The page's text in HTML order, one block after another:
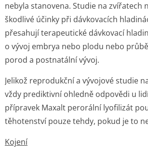
nebyla stanovena. Studie na zvířatech
škodlivé účinky při dávkovacích
přesahují terapeutické dávkovací
o vývoj embrya nebo plodu nebo
porod a postnatální vývoj.
Jelikož reprodukční a vývojové studie
vždy prediktivní ohledně odpovědi u
přípravek Maxalt perorální lyofilizát
těhotenství pouze tehdy, pokud je to
Kojení